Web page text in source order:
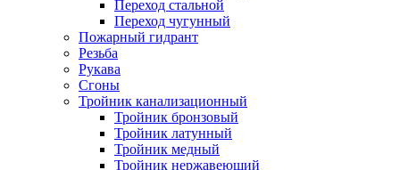
Переход стальной
Переход чугунный
Пожарный гидрант
Резьба
Рукава
Сгоны
Тройник канализационный
Тройник бронзовый
Тройник латунный
Тройник медный
Тройник нержавеющий